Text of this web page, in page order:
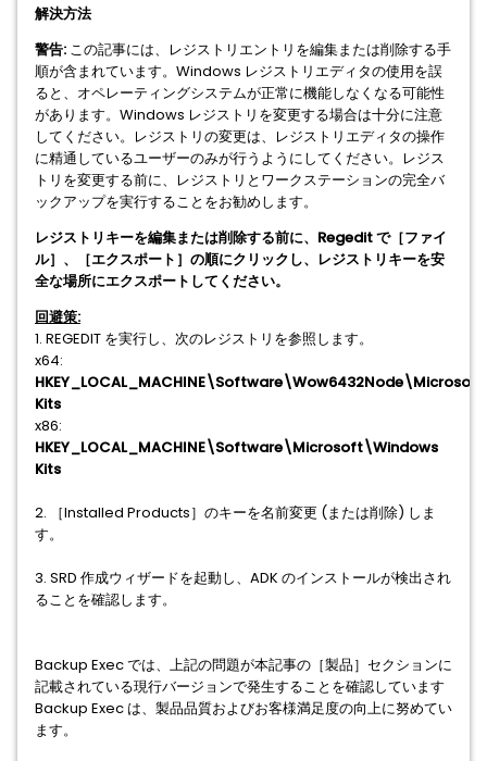
解決方法
警告: この記事には、レジストリエントリを編集または削除する手
順が含まれています。Windows レジストリエディタの使用を誤
ると、オペレーティングシステムが正常に機能しなくなる可能性
があります。Windows レジストリを変更する場合は十分に注意
してください。レジストリの変更は、レジストリエディタの操作
に精通しているユーザーのみが行うようにしてください。レジス
トリを変更する前に、レジストリとワークステーションの完全バ
ックアップを実行することをお勧めします。
レジストリキーを編集または削除する前に、Regedit で［ファイ
ル］、［エクスポート］の順にクリックし、レジストリキーを安
全な場所にエクスポートしてください。
回避策:
1. REGEDIT を実行し、次のレジストリを参照します。
x64:
Kits
x86:
HKEY_LOCAL_MACHINE\Software\Microsoft\Windows
Kits
2. ［Installed Products］のキーを名前変更 (または削除) しま
す。
3. SRD 作成ウィザードを起動し、ADK のインストールが検出され
ることを確認します。
Backup Exec では、上記の問題が本記事の［製品］セクションに
記載されている現行バージョンで発生することを確認しています
Backup Exec は、製品品質およびお客様満足度の向上に努めてい
ます。